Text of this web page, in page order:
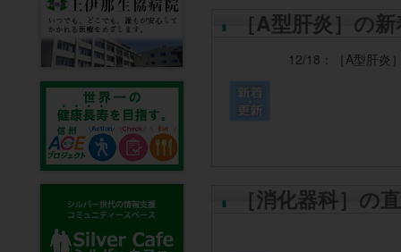
［A型肝炎］の
12/18： ［A型肝炎
［消化器科］の